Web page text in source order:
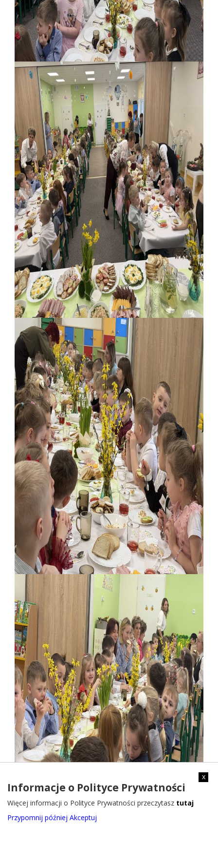
x
Informacje o Polityce Prywatności
Więcej informacji o Polityce Prywatności przeczytasz tutaj
Przypomnij później Akceptuj